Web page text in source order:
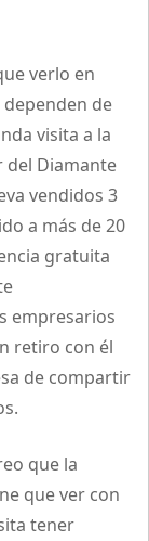
verlo en
de
visita a la
del Diamante
vendidos 3
a más de 20
gratuita
empresarios
retiro con él
de compartir
que la
que ver con
tener